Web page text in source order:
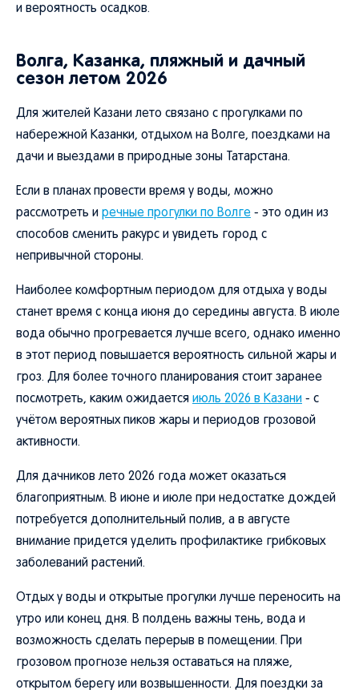
и вероятность осадков.
Волга, Казанка, пляжный и дачный
сезон летом 2026
Для жителей Казани лето связано с прогулками по
набережной Казанки, отдыхом на Волге, поездками на
дачи и выездами в природные зоны Татарстана.
Если в планах провести время у воды, можно
рассмотреть и речные прогулки по Волге - это один из
способов сменить ракурс и увидеть город с
непривычной стороны.
Наиболее комфортным периодом для отдыха у воды
станет время с конца июня до середины августа. В июле
вода обычно прогревается лучше всего, однако именно
в этот период повышается вероятность сильной жары и
гроз. Для более точного планирования стоит заранее
посмотреть, каким ожидается июль 2026 в Казани - с
учётом вероятных пиков жары и периодов грозовой
активности.
Для дачников лето 2026 года может оказаться
благоприятным. В июне и июле при недостатке дождей
потребуется дополнительный полив, а в августе
внимание придется уделить профилактике грибковых
заболеваний растений.
Отдых у воды и открытые прогулки лучше переносить на
утро или конец дня. В полдень важны тень, вода и
возможность сделать перерыв в помещении. При
грозовом прогнозе нельзя оставаться на пляже,
открытом берегу или возвышенности. Для поездки за